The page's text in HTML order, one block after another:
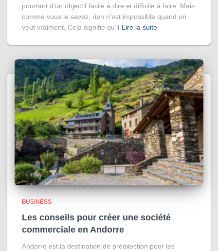
pourtant d’un objectif facile à dire et difficile à faire. Mais
comme vous le savez, rien n’est impossible quand on
veut vraiment. Cela signifie qu’il Lire la suite
BUSINESS
Les conseils pour créer une société
commerciale en Andorre
Andorre est la destination de prédilection pour les